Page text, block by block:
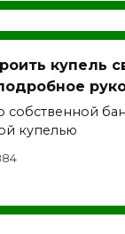
купель
собственной
купелью